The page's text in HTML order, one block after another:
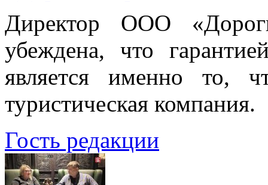
Директор ООО
убеждена, что
является именно то,
туристическая компания.
Гость редакции